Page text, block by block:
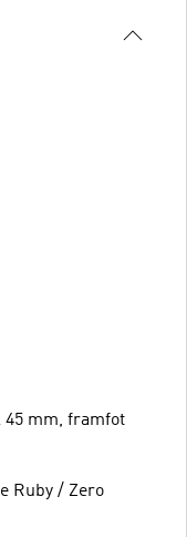
45 mm, framfot
Ruby / Zero